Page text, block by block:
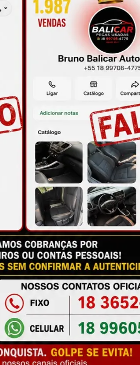
de perguntas!
Procedência Troca e
(noventa) dias a partir da data
cliente poderá escolher dentre
parte do pagamento de outro
Ler mais